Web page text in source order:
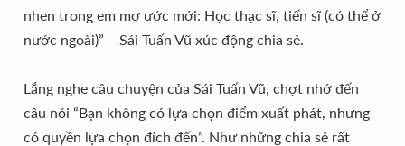
nhen trong em mơ ước mới: Học thạc sĩ, tiến sĩ (có thể ở
nước ngoài)” – Sái Tuấn Vũ xúc động chia sẻ.
Lắng nghe câu chuyện của Sái Tuấn Vũ, chợt nhớ đến
câu nói “Bạn không có lựa chọn điểm xuất phát, nhưng
có quyền lựa chọn đích đến”. Như những chia sẻ rất